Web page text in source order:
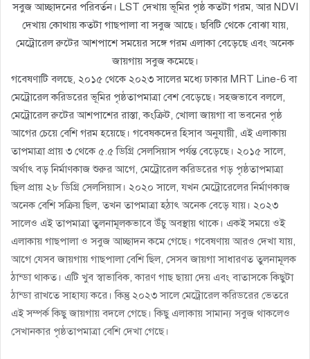
সবুজ আচ্ছাদনের পরিবর্তন। LST দেখায় ভূমির পৃষ্ঠ কতটা গরম, আর NDVI
দেখায় কোথায় কতটা গাছপালা বা সবুজ আছে। ছবিটি থেকে বোঝা যায়,
মেট্রোরেল রুটের আশপাশে সময়ের সঙ্গে গরম এলাকা বেড়েছে এবং অনেক
জায়গায় সবুজ কমেছে।
গবেষণাটি বলছে, ২০১৫ থেকে ২০২৩ সালের মধ্যে ঢাকার MRT Line-6 বা
মেট্রোরেল করিডরের ভূমির পৃষ্ঠতাপমাত্রা বেশ বেড়েছে। সহজভাবে বললে,
মেট্রোরেল রুটের আশপাশের রাস্তা, কংক্রিট, খোলা জায়গা বা ভবনের পৃষ্ঠ
আগের চেয়ে বেশি গরম হয়েছে। গবেষকদের হিসাব অনুযায়ী, এই এলাকায়
তাপমাত্রা প্রায় ৩ থেকে ৫.৫ ডিগ্রি সেলসিয়াস পর্যন্ত বেড়েছে। ২০১৫ সালে,
অর্থাৎ বড় নির্মাণকাজ শুরুর আগে, মেট্রোরেল করিডরের গড় পৃষ্ঠতাপমাত্রা
ছিল প্রায় ২৮ ডিগ্রি সেলসিয়াস। ২০২০ সালে, যখন মেট্রোরেলের নির্মাণকাজ
অনেক বেশি সক্রিয় ছিল, তখন তাপমাত্রা হঠাৎ অনেক বেড়ে যায়। ২০২৩
সালেও এই তাপমাত্রা তুলনামূলকভাবে উঁচু অবস্থায় থাকে। একই সময়ে ওই
এলাকায় গাছপালা ও সবুজ আচ্ছাদন কমে গেছে। গবেষণায় আরও দেখা যায়,
আগে যেসব জায়গায় গাছপালা বেশি ছিল, সেসব জায়গা সাধারণত তুলনামূলক
ঠান্ডা থাকত। এটি খুব স্বাভাবিক, কারণ গাছ ছায়া দেয় এবং বাতাসকে কিছুটা
ঠান্ডা রাখতে সাহায্য করে। কিন্তু ২০২৩ সালে মেট্রোরেল করিডরের ভেতরে
এই সম্পর্ক কিছু জায়গায় বদলে গেছে। কিছু এলাকায় সামান্য সবুজ থাকলেও
সেখানকার পৃষ্ঠতাপমাত্রা বেশি দেখা গেছে।